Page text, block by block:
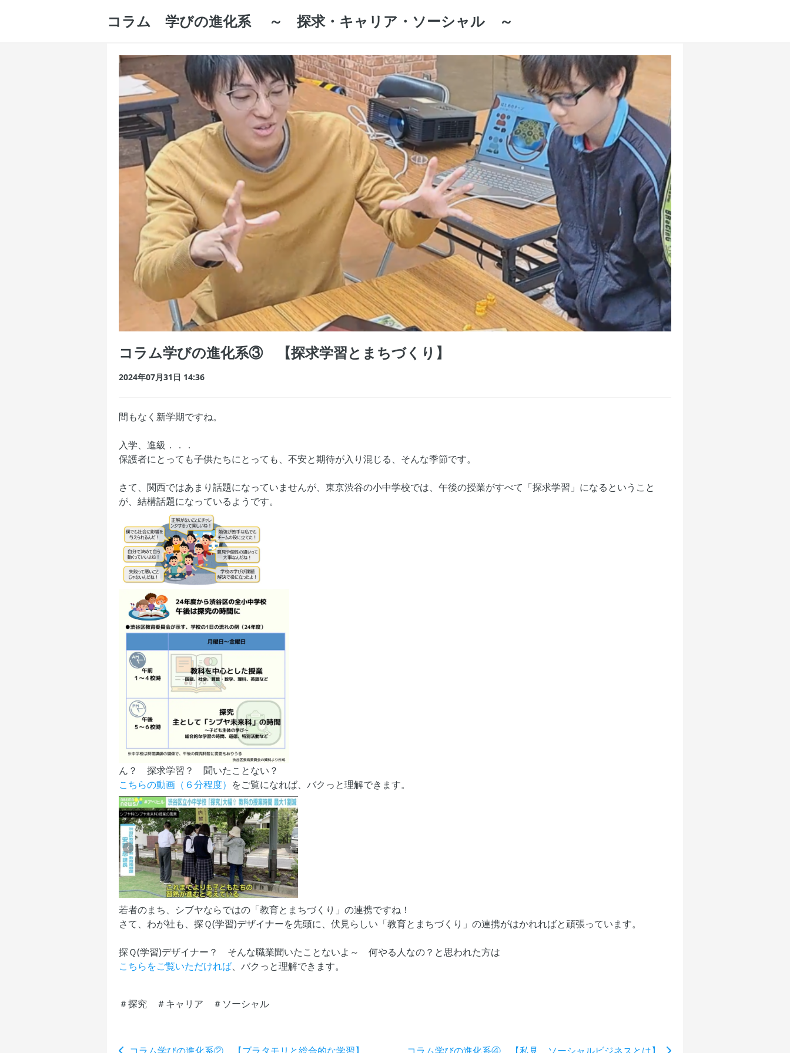
コラム 学びの進化系 ～ 探求・キャリア・ソーシャル ～
コラム学びの進化系③ 【探求学習とまちづくり】
2024年07月31日 14:36
間もなく新学期ですね。
入学、進級．．．
保護者にとっても子供たちにとっても、不安と期待が入り混じる、そんな季節です。
さて、関西ではあまり話題になっていませんが、東京渋谷の小中学校では、午後の授業がすべて「探求学習」になるということ
が、結構話題になっているようです。
ん？ 探求学習？ 聞いたことない？
こちらの動画（６分程度） をご覧になれば、バクっと理解できます。
若者のまち、シブヤならではの「教育とまちづくり」の連携ですね！
さて、わが社も、探Ｑ(学習)デザイナーを先頭に、伏見らしい「教育とまちづくり」の連携がはかれればと頑張っています。
探Ｑ(学習)デザイナー？ そんな職業聞いたことないよ～ 何やる人なの？と思われた方は
こちらをご覧いただければ、バクっと理解できます。
＃探究 ＃キャリア ＃ソーシャル